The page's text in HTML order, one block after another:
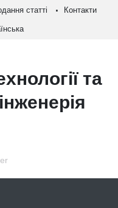
статті Контакти
та